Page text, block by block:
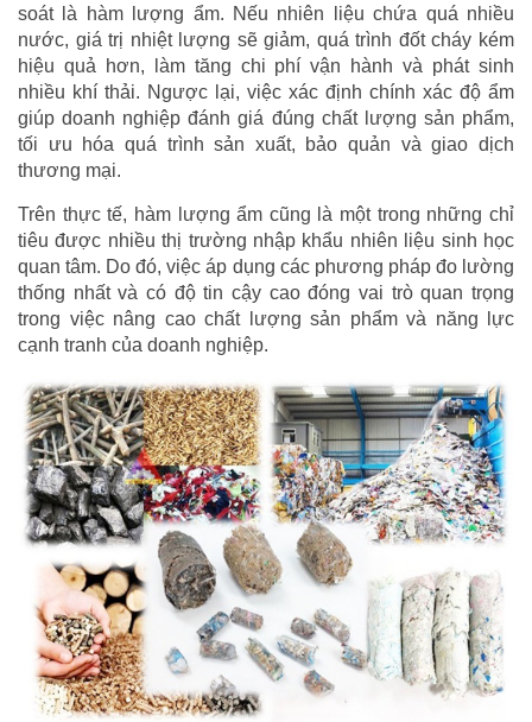
soát là hàm lượng ẩm. Nếu nhiên liệu chứa quá nhiều
nước, giá trị nhiệt lượng sẽ giảm, quá trình đốt cháy kém
hiệu quả hơn, làm tăng chi phí vận hành và phát sinh
nhiều khí thải. Ngược lại, việc xác định chính xác độ ẩm
giúp doanh nghiệp đánh giá đúng chất lượng sản phẩm,
tối ưu hóa quá trình sản xuất, bảo quản và giao dịch
thương mại.
Trên thực tế, hàm lượng ẩm cũng là một trong những chỉ
tiêu được nhiều thị trường nhập khẩu nhiên liệu sinh học
quan tâm. Do đó, việc áp dụng các phương pháp đo lường
thống nhất và có độ tin cậy cao đóng vai trò quan trọng
trong việc nâng cao chất lượng sản phẩm và năng lực
cạnh tranh của doanh nghiệp.